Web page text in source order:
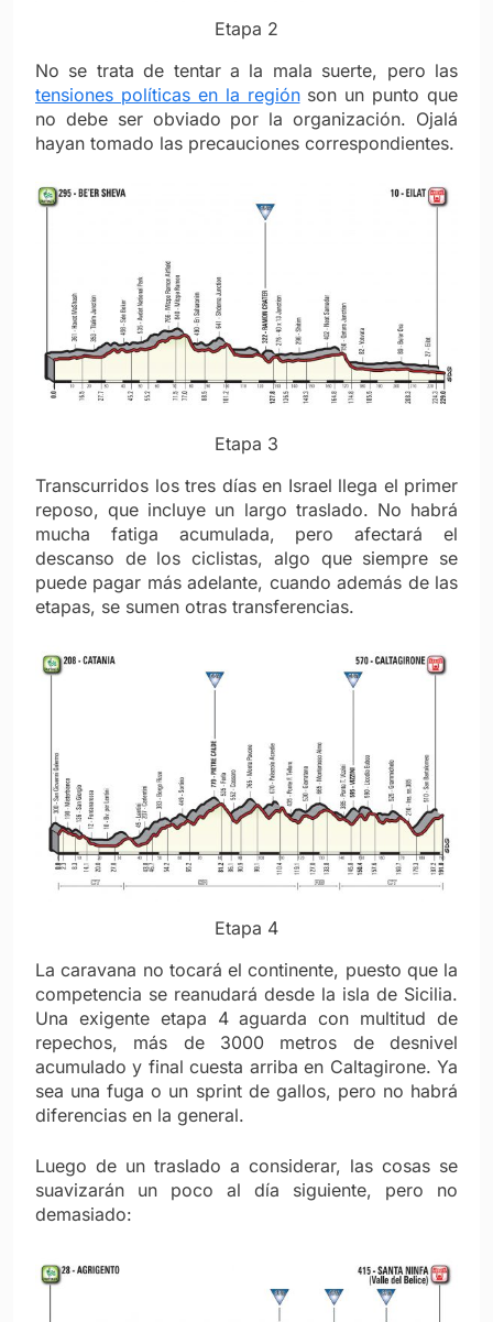
Etapa 2
No se trata de tentar a la mala suerte, pero las
tensiones políticas en la regiónson un punto que
no debe ser obviado por la organización. Ojalá
hayan tomado las precauciones correspondientes.
Etapa 3
Transcurridos los tres días en Israel llega el primer
reposo, que incluye un largo traslado. No habrá
mucha fatiga acumulada, pero afectará el
descanso de los ciclistas, algo que siempre se
puede pagar más adelante, cuando además de las
etapas, se sumen otras transferencias.
Etapa 4
La caravana no tocará el continente, puesto que la
competencia se reanudará desde la isla de Sicilia.
Una exigente etapa 4 aguarda con multitud de
repechos, más de 3000 metros de desnivel
acumulado y final cuesta arriba en Caltagirone. Ya
sea una fuga o un sprint de gallos, pero no habrá
diferencias en la general.
Luego de un traslado a considerar, las cosas se
suavizarán un poco al día siguiente, pero no
demasiado: